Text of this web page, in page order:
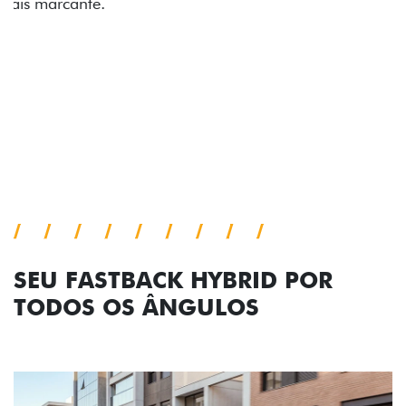
TODOS OS ÂNGULOS